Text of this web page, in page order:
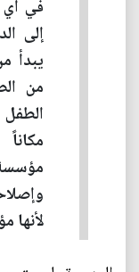
في
إلى
يبدأ
من
لأنها